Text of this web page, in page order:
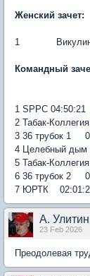
Женский зачет:
1 Викулина
Командный
1 SPPC 04:50:21
2 Табак-
3 36 трубок 1
4 Целебный
5 Табак-
6 36 трубок 2
7 ЮРТК
А. Улитин
23 Feb 2026
Преодолевая